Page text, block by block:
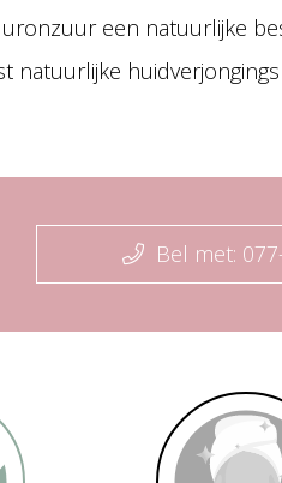
een natuurlijke
natuurlijke
Bel met: